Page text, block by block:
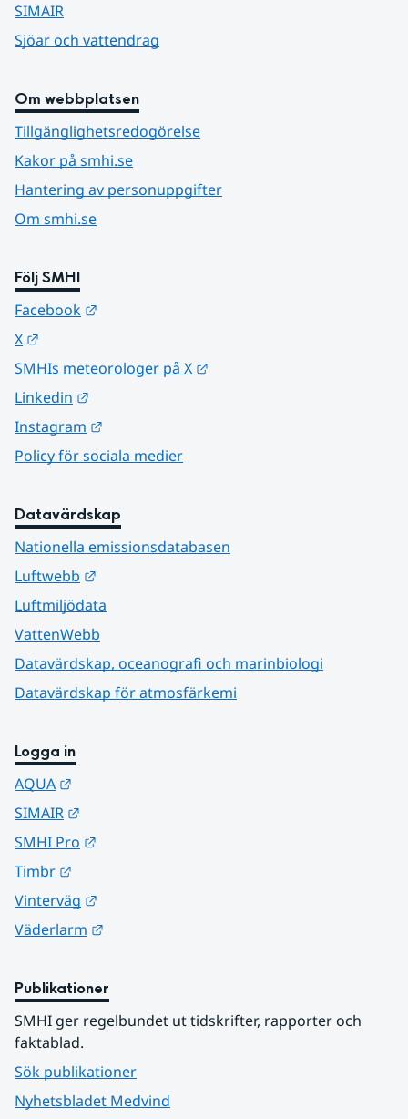
SIMAIR
Sjöar och vattendrag
Om webbplatsen
Tillgänglighetsredogörelse
Kakor på smhi.se
Hantering av personuppgifter
Om smhi.se
Följ SMHI
Facebook
X
SMHIs meteorologer på X
Linkedin
Instagram
Policy för sociala medier
Datavärdskap
Nationella emissionsdatabasen
Luftwebb
Luftmiljödata
VattenWebb
Datavärdskap, oceanografi och marinbiologi
Datavärdskap för atmosfärkemi
Logga in
AQUA
SIMAIR
SMHI Pro
Timbr
Vinterväg
Väderlarm
Publikationer
SMHI ger regelbundet ut tidskrifter, rapporter och
faktablad.
Sök publikationer
Nyhetsbladet Medvind